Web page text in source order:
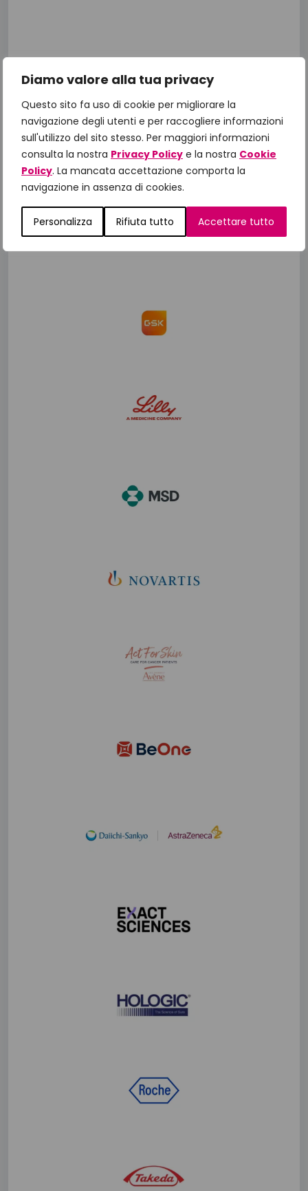
Diamo valore alla tua privacy
Questo sito fa uso di cookie per migliorare la
navigazione degli utenti e per raccogliere informazioni
sull'utilizzo del sito stesso. Per maggiori informazioni
consulta la nostra Privacy Policy e la nostra Cookie
Policy. La mancata accettazione comporta la
navigazione in assenza di cookies.
Personalizza Rifiuta tutto Accettare tutto